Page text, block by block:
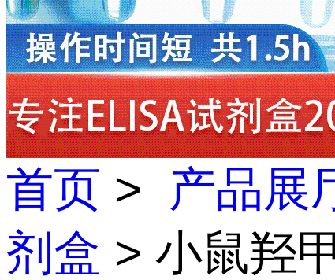
首页 > 产品展
剂盒 > 小鼠羟